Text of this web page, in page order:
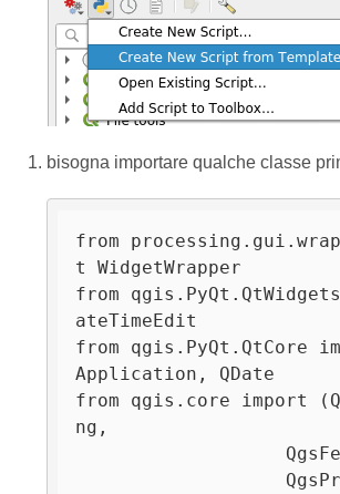
bisogna importare qualche classe
from
t WidgetWrapper
from
ateTimeEdit
from qgis.PyQt.QtCore
Application, QDate
from qgis.core import
ng,